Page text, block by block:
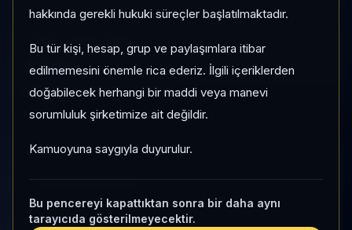
hakkında gerekli hukuki süreçler başlatılmaktadır.
Bu tür kişi, hesap, grup ve paylaşımlara itibar
edilmemesini önemle rica ederiz. İlgili içeriklerden
doğabilecek herhangi bir maddi veya manevi
sorumluluk şirketimize ait değildir.
Kamuoyuna saygıyla duyurulur.
Bu pencereyi kapattıktan sonra bir daha aynı
tarayıcıda gösterilmeyecektir.
PIYASA DEĞERI SIRASI
#443
Global market cap sıralaması
HIZLI GEÇIŞ
Kripto Karşılaştırma
Kategori Benchmark